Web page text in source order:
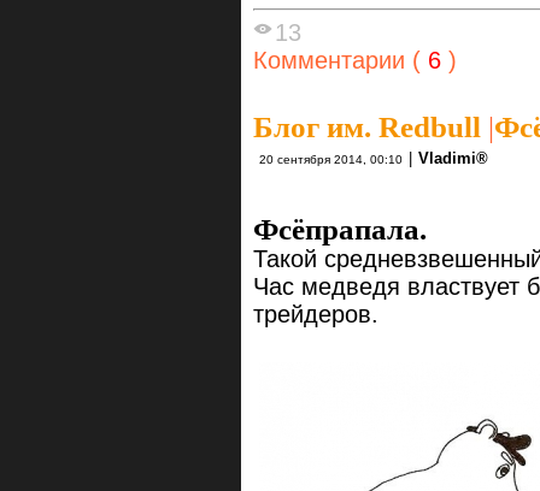
13
Комментарии ( 6 )
Блог им. Redbull |
20 сентября 2014, 00:10 Vlаdimi®
Фсёпрапала.
Такой
Час медведя властвует
трейдеров.